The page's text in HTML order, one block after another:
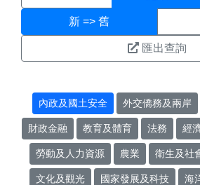
新 => 舊
匯出查詢
內政及國土安全 外交僑務及兩岸
財政金融 教育及體育 法務 經
勞動及人力資源 農業 衛生及社
文化及觀光 國家發展及科技 海